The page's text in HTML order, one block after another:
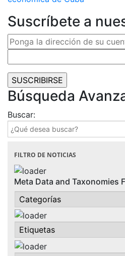
Suscríbete a
Búsqueda
Buscar:
FILTRO DE NOTICIAS
Meta Data and Taxonomies